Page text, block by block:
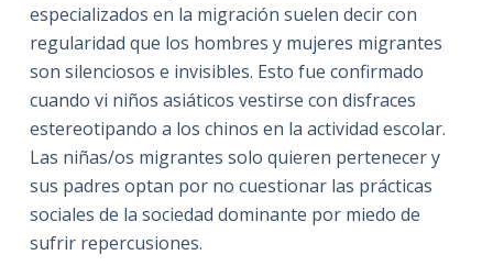
especializados en la migración suelen decir con
regularidad que los hombres y mujeres migrantes
son silenciosos e invisibles. Esto fue confirmado
cuando vi niños asiáticos vestirse con disfraces
estereotipando a los chinos en la actividad escolar.
Las niñas/os migrantes solo quieren pertenecer y
sus padres optan por no cuestionar las prácticas
sociales de la sociedad dominante por miedo de
sufrir repercusiones.